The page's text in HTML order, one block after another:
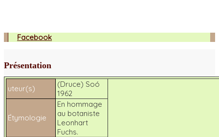
Facebook
Présentation
uteur(s)
(Druce) Soó
1962
Étymologie
En hommage
au botaniste
Leonhart
Fuchs.